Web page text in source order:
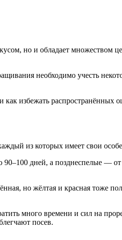
но и обладает множеством
необходимо учесть
как избежать
из которых имеет свои
90–100 дней, а позднеспелые —
но жёлтая и красная тоже
много времени и сил на
посев.